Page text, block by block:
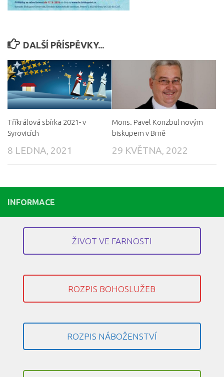
DALŠÍ PŘÍSPĚVKY...
Tříkrálová sbírka 2021- v
Syrovicích
8 LEDNA, 2021
Mons. Pavel Konzbul novým
biskupem v Brně
29 KVĚTNA, 2022
INFORMACE
ŽIVOT VE FARNOSTI
ROZPIS BOHOSLUŽEB
ROZPIS NÁBOŽENSTVÍ